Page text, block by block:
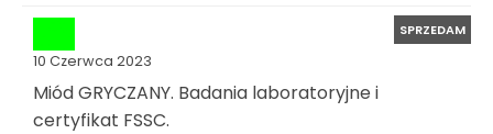
10 Czerwca 2023
SPRZEDAM
Miód GRYCZANY. Badania laboratoryjne i
certyfikat FSSC.